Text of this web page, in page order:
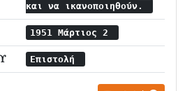
και να ικανοποιηθούν.
1951 Μάρτιος 2
Επιστολή